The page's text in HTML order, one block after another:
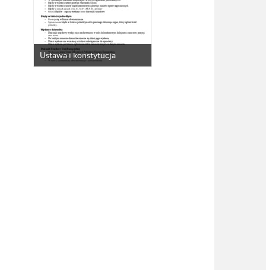
Ustawa i konstytucja